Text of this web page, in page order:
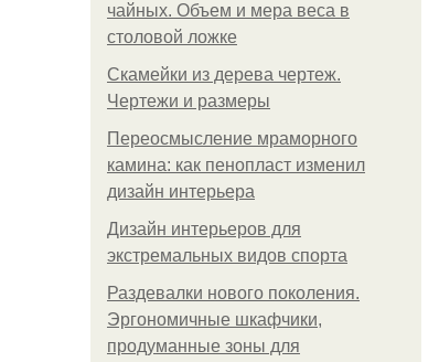
чайных. Объем и мера веса в
столовой ложке
Скамейки из дерева чертеж.
Чертежи и размеры
Переосмысление мраморного
камина: как пенопласт изменил
дизайн интерьера
Дизайн интерьеров для
экстремальных видов спорта
Раздевалки нового поколения.
Эргономичные шкафчики,
продуманные зоны для